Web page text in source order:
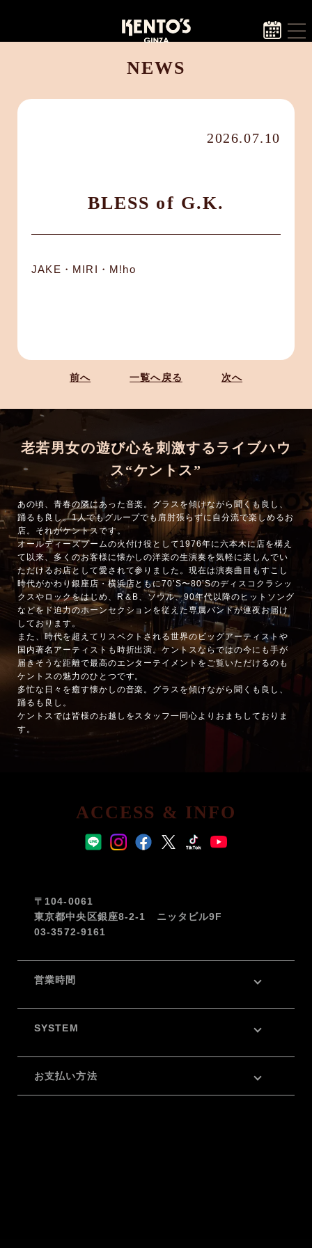
NEWS
2026.07.10
BLESS of G.K.
JAKE・MIRI・M!ho
前へ 一覧へ戻る 次へ
老若男女の遊び心を刺激するライブハウ
ス“ケントス”
あの頃、青春の隣にあった音楽。グラスを傾けながら聞くも良し、
踊るも良し。1人でもグループでも肩肘張らずに自分流で楽しめるお
店。それがケントスです。
オールディーズブームの火付け役として1976年に六本木に店を構え
て以来、多くのお客様に懐かしの洋楽の生演奏を気軽に楽しんでい
ただけるお店として愛されて参りました。現在は演奏曲目もすこし
時代がかわり銀座店・横浜店ともに70’S〜80’Sのディスコクラシッ
クスやロックをはじめ、R＆B、ソウル、90年代以降のヒットソング
などをド迫力のホーンセクションを従えた専属バンドが連夜お届け
しております。
また、時代を超えてリスペクトされる世界のビッグアーティストや
国内著名アーティストも時折出演。ケントスならではの今にも手が
届きそうな距離で最高のエンターテイメントをご覧いただけるのも
ケントスの魅力のひとつです。
多忙な日々を癒す懐かしの音楽。グラスを傾けながら聞くも良し、
踊るも良し。
ケントスでは皆様のお越しをスタッフ一同心よりおまちしておりま
す。
ACCESS & INFO
〒104-0061
東京都中央区銀座8-2-1 ニッタビル9F
03-3572-9161
営業時間
SYSTEM
お支払い方法